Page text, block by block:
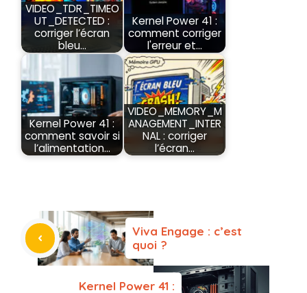
VIDEO_TDR_TIMEO
UT_DETECTED :
corriger l’écran
bleu…
Kernel Power 41 :
comment corriger
l'erreur et…
Kernel Power 41 :
comment savoir si
l’alimentation…
VIDEO_MEMORY_M
ANAGEMENT_INTER
NAL : corriger
l’écran…
Viva Engage : c’est
quoi ?
Kernel Power 41 :